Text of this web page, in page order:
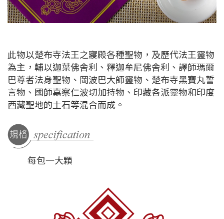
此物以楚布寺法王之寢殿各種聖物，及歷代法王靈物
為主，輔以迦葉佛舍利、釋迦牟尼佛舍利、譯師瑪爾
巴尊者法身聖物、岡波巴大師靈物、楚布寺黑寶丸誓
言物、國師嘉察仁波切加持物、印藏各派靈物和印度
西藏聖地的土石等混合而成。
每包一大顆